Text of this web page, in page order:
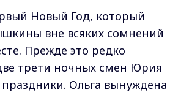
Новый Год, который
вне всяких сомнений
Прежде это редко
трети ночных смен Юрия
Ольга вынуждена